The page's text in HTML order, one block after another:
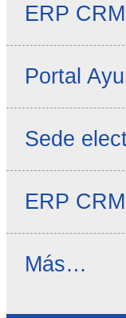
ERP
Portal
Sede
ERP
Noticias
Más…